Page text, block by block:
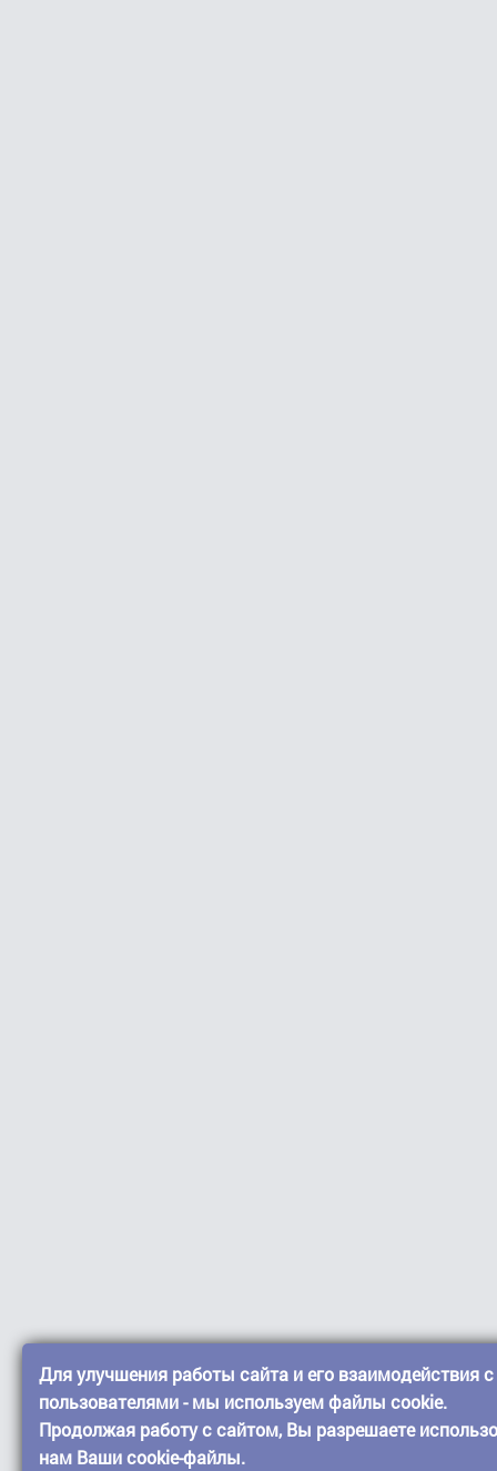
Для улучшения работы сайта и его взаимодействия с
пользователями - мы используем файлы cookie.
Продолжая работу с сайтом, Вы разрешаете
нам Ваши cookie-файлы.